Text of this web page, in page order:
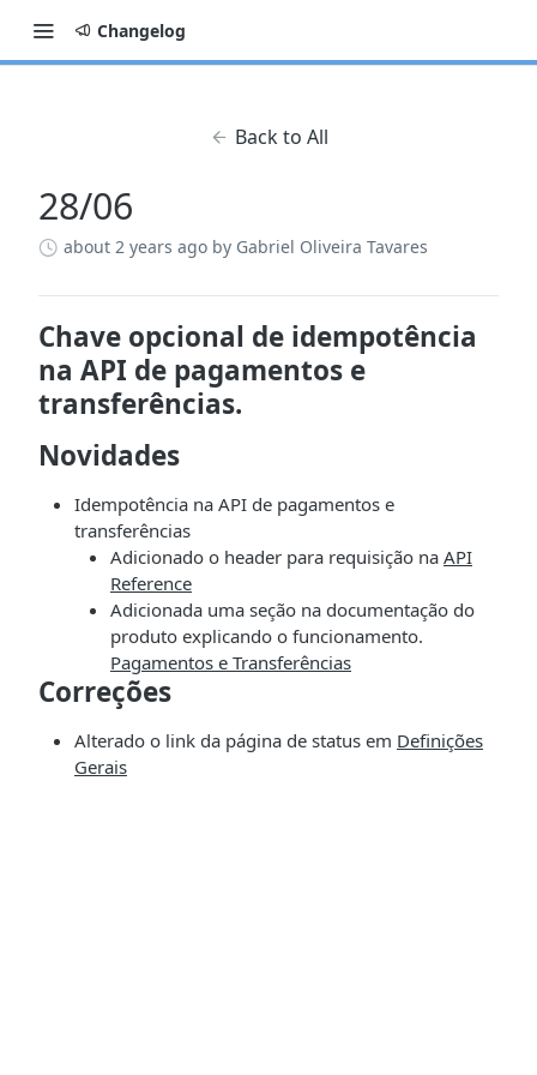
Changelog
Back to All
28/06
about 2 years ago by Gabriel Oliveira Tavares
Chave opcional de idempotência
na API de pagamentos e
transferências.
Novidades
Idempotência na API de pagamentos e
transferências
Adicionado o header para requisição na API
Reference
Adicionada uma seção na documentação do
produto explicando o funcionamento.
Pagamentos e Transferências
Correções
Alterado o link da página de status em Definições
Gerais